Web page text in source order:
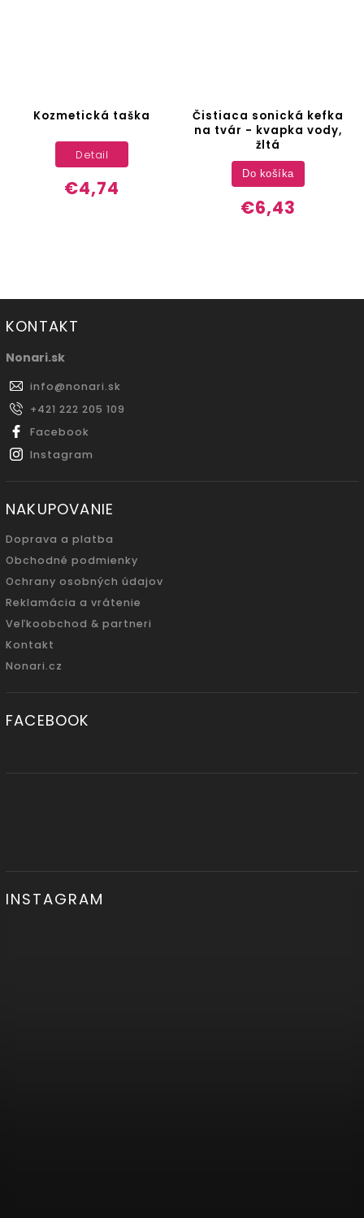
Kozmetická taška
€4,74
Detail
Čistiaca sonická kefka
na tvár - kvapka vody,
žltá
€6,43
Do košíka
KONTAKT
Nonari.sk
info@nonari.sk
+421 222 205 109
Facebook
Instagram
NAKUPOVANIE
Doprava a platba
Obchodné podmienky
Ochrany osobných údajov
Reklamácia a vrátenie
Veľkoobchod & partneri
Kontakt
Nonari.cz
FACEBOOK
INSTAGRAM